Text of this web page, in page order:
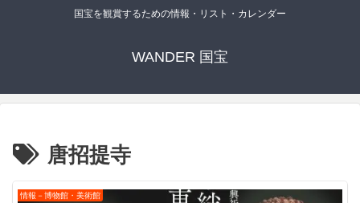
国宝を観賞するための情報・リスト・カレンダー
WANDER 国宝
唐招提寺
情報－博物館・美術館